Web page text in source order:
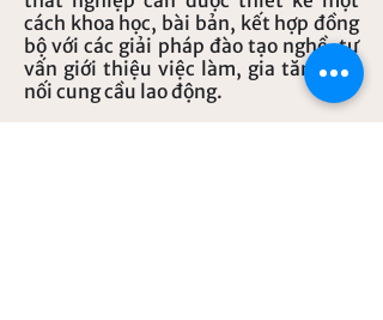
cách khoa học, bài bản, kết hợp đồng
bộ với các giải pháp đào tạo nghề, tư
vấn giới thiệu việc làm, gia tăng kết
nối cung cầu lao động.